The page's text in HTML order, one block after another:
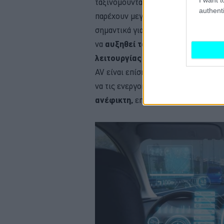
παρέχουν μεγαλύτερη άνεση και
σημαντικά για τους ιδιοκτήτες
να αυξηθεί τα επόμενα χρόνια,
λειτουργίας λόγω ανησυχιών για
AV είναι επίσης εξοπλισμένα με
να τις ενεργοποιήσουν σε περιοχές
ανέφικτη, επεκτείνοντας έτσι το